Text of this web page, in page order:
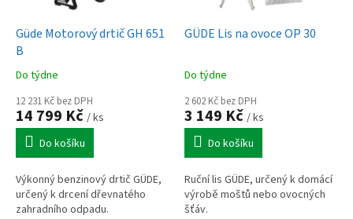
Güde Motorový drtič GH 651
B
Do týdne
12 231 Kč bez DPH
14 799 Kč / ks
Do košíku
Výkonný benzinový drtič GÜDE,
určený k drcení dřevnatého
zahradního odpadu.
GÜDE Lis na ovoce OP 30
Do týdne
2 602 Kč bez DPH
3 149 Kč / ks
Do košíku
Ruční lis GÜDE, určený k domácí
výrobě moštů nebo ovocných
šťáv.